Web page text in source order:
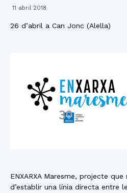
11 abril 2018
26 d’abril a Can Jonc (Alella)
ENXARXA Maresme, projecte
d’establir una línia directa entre